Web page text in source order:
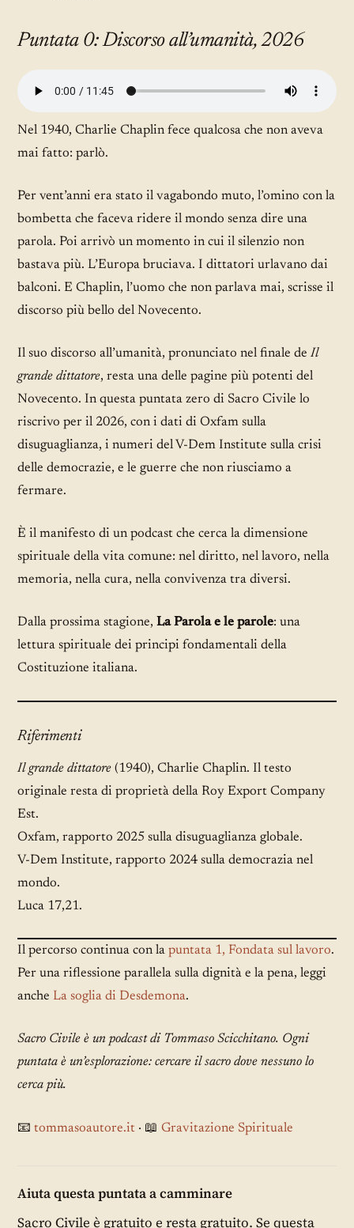
Puntata 0: Discorso all’umanità, 2026
Nel 1940, Charlie Chaplin fece qualcosa che non aveva
mai fatto: parlò.
Per vent’anni era stato il vagabondo muto, l’omino con la
bombetta che faceva ridere il mondo senza dire una
parola. Poi arrivò un momento in cui il silenzio non
bastava più. L’Europa bruciava. I dittatori urlavano dai
balconi. E Chaplin, l’uomo che non parlava mai, scrisse il
discorso più bello del Novecento.
Il suo discorso all’umanità, pronunciato nel finale deIl
grande dittatore, resta una delle pagine più potenti del
Novecento. In questa puntata zero di Sacro Civile lo
riscrivo per il 2026, con i dati di Oxfam sulla
disuguaglianza, i numeri del V-Dem Institute sulla crisi
delle democrazie, e le guerre che non riusciamo a
fermare.
È il manifesto di un podcast che cerca la dimensione
spirituale della vita comune: nel diritto, nel lavoro, nella
memoria, nella cura, nella convivenza tra diversi.
Dalla prossima stagione,La Parola e le parole: una
lettura spirituale dei principi fondamentali della
Costituzione italiana.
Riferimenti
Il grande dittatore (1940), Charlie Chaplin. Il testo
originale resta di proprietà della Roy Export Company
Est.
Oxfam, rapporto 2025 sulla disuguaglianza globale.
V-Dem Institute, rapporto 2024 sulla democrazia nel
mondo.
Luca 17,21.
Il percorso continua con lapuntata 1, Fondata sul lavoro.
Per una riflessione parallela sulla dignità e la pena, leggi
anche La soglia di Desdemona.
Sacro Civile è un podcast di Tommaso Scicchitano. Ogni
puntata è un’esplorazione: cercare il sacro dove nessuno lo
cerca più.
📧tommasoautore.it · 📖Gravitazione Spirituale
Aiuta questa puntata a camminare
Sacro Civile è gratuito e resta gratuito. Se questa